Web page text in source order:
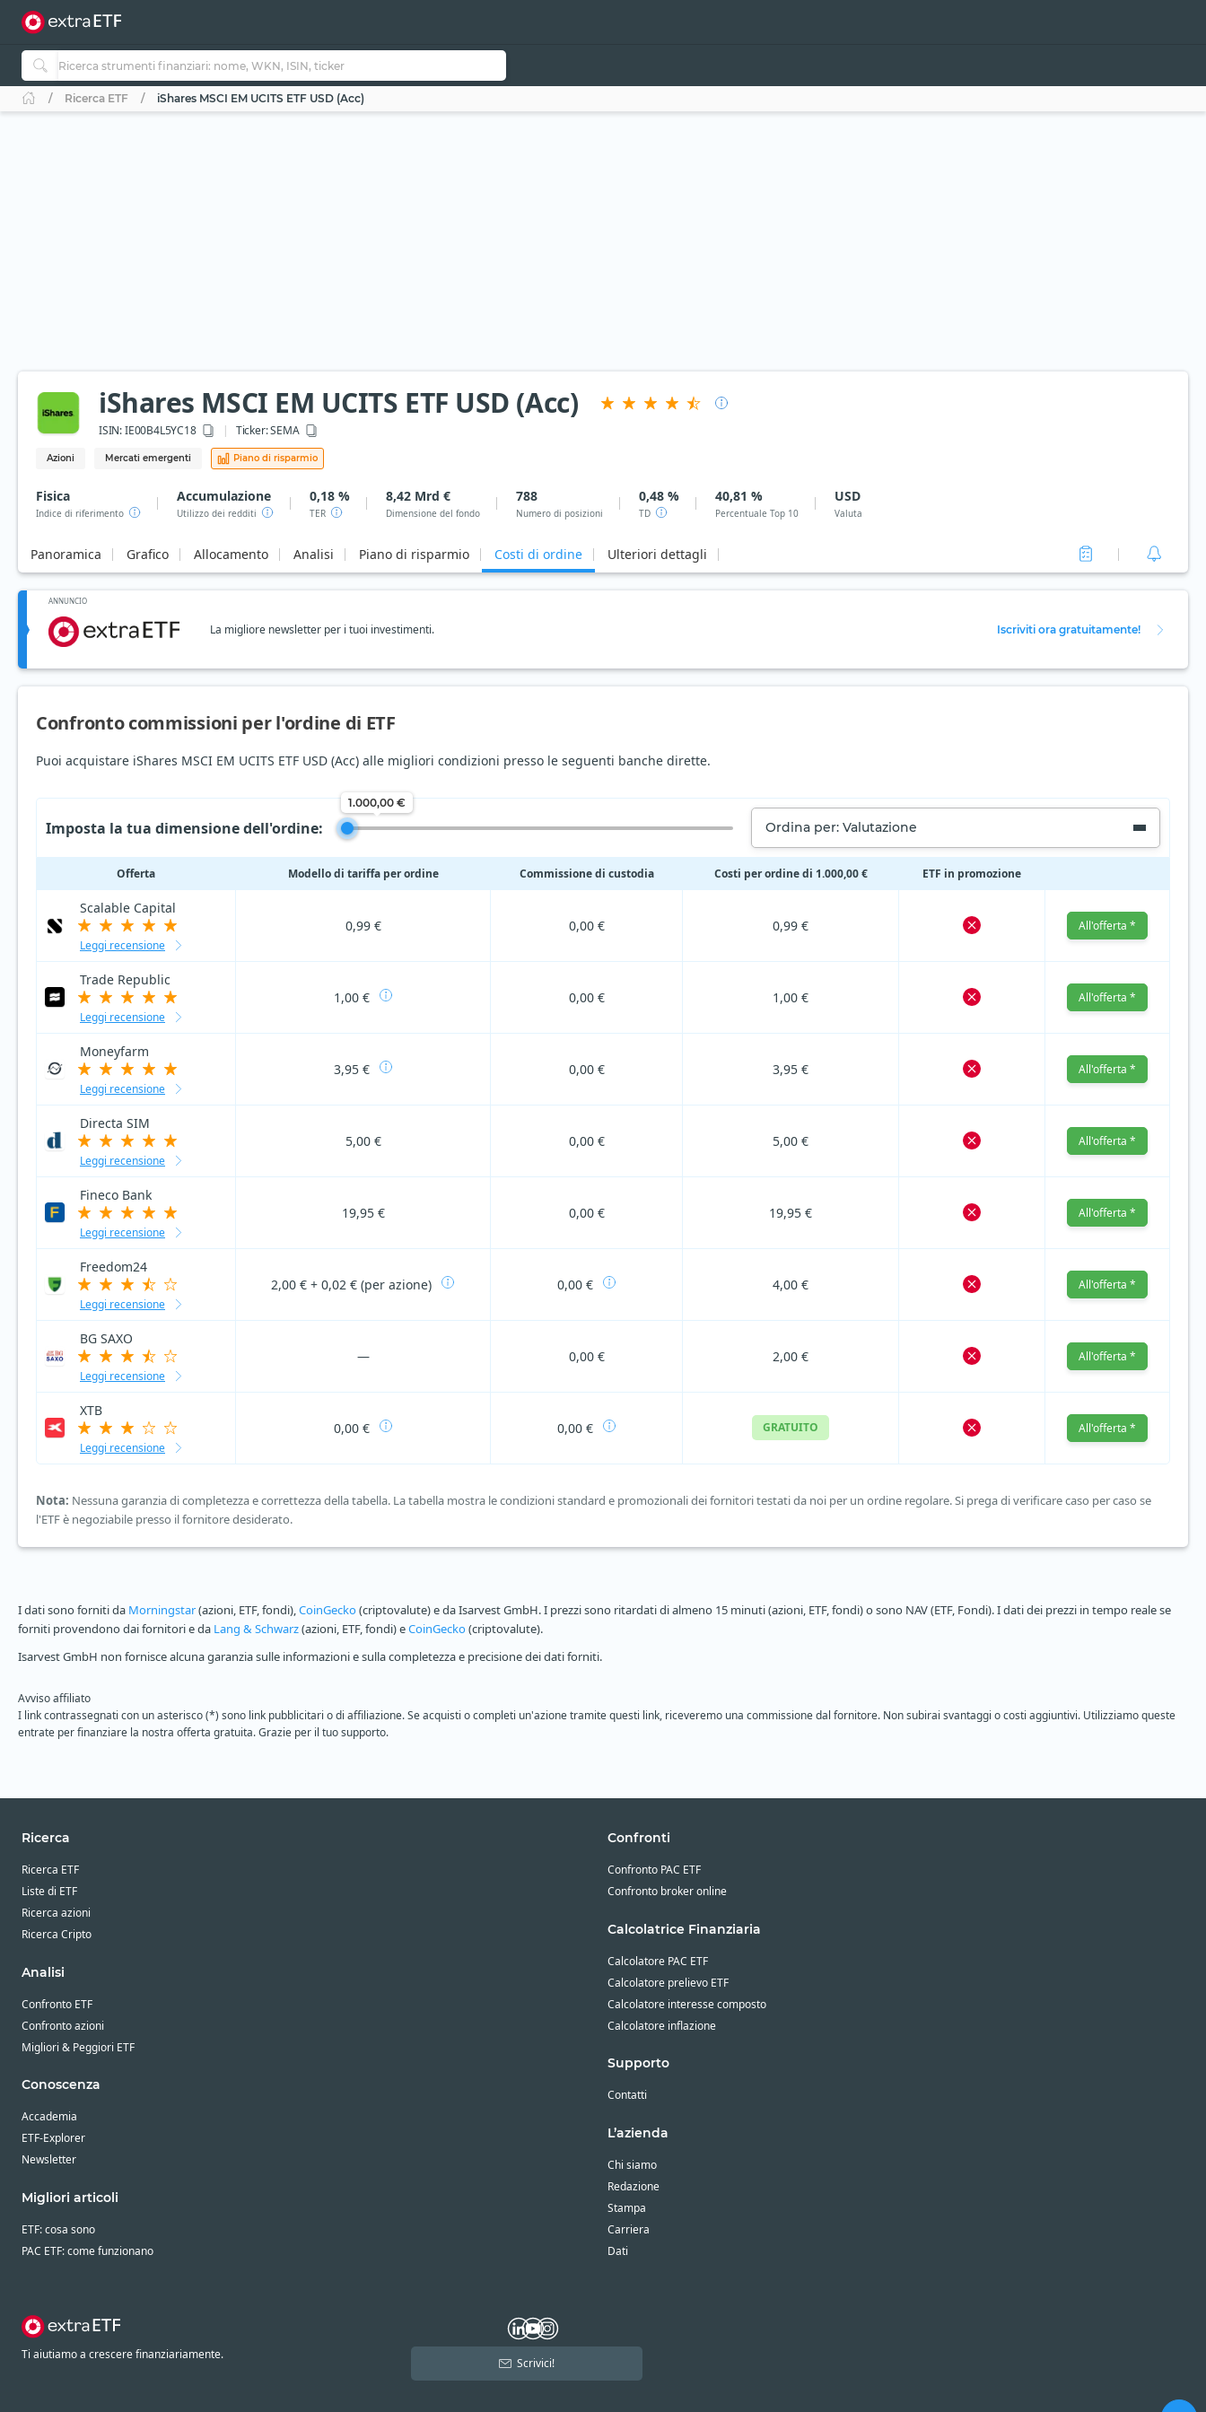
Ricerca ETF iShares MSCI EM UCITS ETF USD (Acc)
iShares MSCI EM UCITS ETF USD (Acc)
ISIN:IE00B4L5YC18 Ticker:SEMA
Azioni Mercati emergenti Piano di risparmio
Fisica
Indice di riferimento
Accumulazione
Utilizzo dei redditi
0,18 %
TER
8,42 Mrd €
Dimensione del fondo
788
Numero di posizioni
0,48 %
TD
40,81 %
Percentuale Top 10
USD
Valuta
Panoramica Grafico Allocamento Analisi Piano di risparmio Costi di ordine Ulteriori dettagli
ANNUNCIO
La migliore newsletter per i tuoi investimenti. Iscriviti ora gratuitamente!
Confronto commissioni per l'ordine di ETF
Puoi acquistare iShares MSCI EM UCITS ETF USD (Acc) alle migliori condizioni presso le seguenti banche dirette.
Imposta la tua dimensione dell'ordine:
1.000,00 €
Ordina per: Valutazione
Offerta Modello di tariffa per ordine Commissione di custodia Costi per ordine di 1.000,00 € ETF in promozione
Scalable Capital
Leggi recensione
0,99 € 0,00 € 0,99 € All'offerta *
Trade Republic
Leggi recensione
1,00 € 0,00 € 1,00 € All'offerta *
Moneyfarm
Leggi recensione
3,95 € 0,00 € 3,95 € All'offerta *
Directa SIM
Leggi recensione
5,00 € 0,00 € 5,00 € All'offerta *
Fineco Bank
Leggi recensione
19,95 € 0,00 € 19,95 € All'offerta *
Freedom24
Leggi recensione
2,00 € + 0,02 € (per azione) 0,00 € 4,00 € All'offerta *
BG SAXO
Leggi recensione
— 0,00 € 2,00 € All'offerta *
XTB
Leggi recensione
0,00 € 0,00 € GRATUITO All'offerta *
Nota: Nessuna garanzia di completezza e correttezza della tabella. La tabella mostra le condizioni standard e promozionali dei fornitori testati da noi per un ordine regolare. Si prega di verificare caso per caso se
l'ETF è negoziabile presso il fornitore desiderato.
I dati sono forniti da Morningstar(azioni, ETF, fondi),CoinGecko(criptovalute) e da Isarvest GmbH. I prezzi sono ritardati di almeno 15 minuti (azioni, ETF, fondi) o sono NAV (ETF, Fondi). I dati dei prezzi in tempo reale se
forniti provendono dai fornitori e da Lang & Schwarz(azioni, ETF, fondi) eCoinGecko(criptovalute).
Isarvest GmbH non fornisce alcuna garanzia sulle informazioni e sulla completezza e precisione dei dati forniti.
Avviso affiliato
I link contrassegnati con un asterisco (*) sono link pubblicitari o di affiliazione. Se acquisti o completi un'azione tramite questi link, riceveremo una commissione dal fornitore. Non subirai svantaggi o costi aggiuntivi. Utilizziamo queste
entrate per finanziare la nostra offerta gratuita. Grazie per il tuo supporto.
Ricerca
Ricerca ETF
Liste di ETF
Ricerca azioni
Ricerca Cripto
Analisi
Confronto ETF
Confronto azioni
Migliori & Peggiori ETF
Conoscenza
Accademia
ETF-Explorer
Newsletter
Migliori articoli
ETF: cosa sono
PAC ETF: come funzionano
Confronti
Confronto PAC ETF
Confronto broker online
Calcolatrice Finanziaria
Calcolatore PAC ETF
Calcolatore prelievo ETF
Calcolatore interesse composto
Calcolatore inflazione
Supporto
Contatti
L’azienda
Chi siamo
Redazione
Stampa
Carriera
Dati
Ti aiutiamo a crescere finanziariamente.
Scrivici!